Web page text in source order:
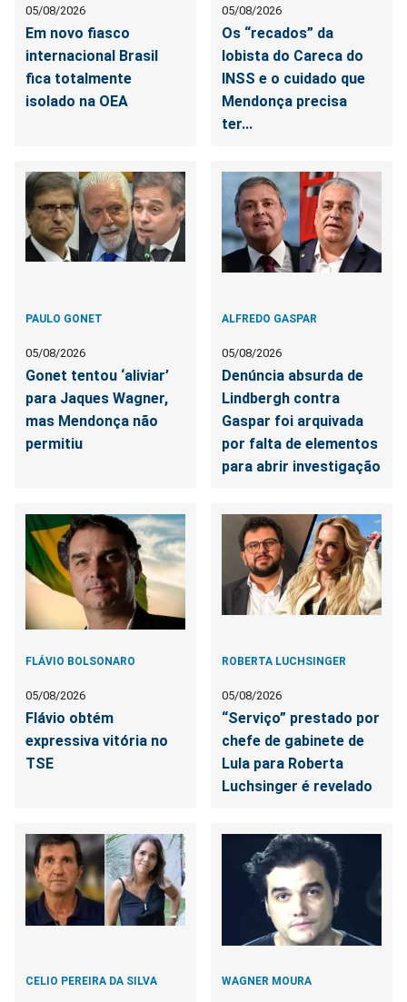
05/08/2026
Em novo fiasco
internacional Brasil
fica totalmente
isolado na OEA
05/08/2026
Os “recados” da
lobista do Careca do
INSS e o cuidado que
Mendonça precisa
ter...
PAULO GONET
05/08/2026
Gonet tentou ‘aliviar’
para Jaques Wagner,
mas Mendonça não
permitiu
ALFREDO GASPAR
05/08/2026
Denúncia absurda de
Lindbergh contra
Gaspar foi arquivada
por falta de elementos
para abrir investigação
FLÁVIO BOLSONARO
05/08/2026
Flávio obtém
expressiva vitória no
TSE
ROBERTA LUCHSINGER
05/08/2026
“Serviço” prestado por
chefe de gabinete de
Lula para Roberta
Luchsinger é revelado
CELIO PEREIRA DA SILVA WAGNER MOURA